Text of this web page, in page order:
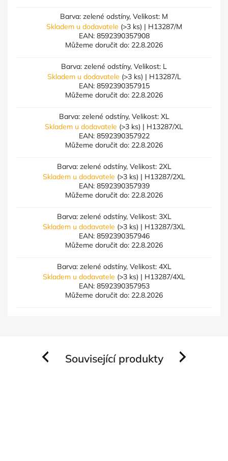
Barva: zelené odstíny, Velikost: M
Skladem u dodavatele (>3 ks) | H13287/M
EAN: 8592390357908
Můžeme doručit do: 22.8.2026
Barva: zelené odstíny, Velikost: L
Skladem u dodavatele (>3 ks) | H13287/L
EAN: 8592390357915
Můžeme doručit do: 22.8.2026
Barva: zelené odstíny, Velikost: XL
Skladem u dodavatele (>3 ks) | H13287/XL
EAN: 8592390357922
Můžeme doručit do: 22.8.2026
Barva: zelené odstíny, Velikost: 2XL
Skladem u dodavatele (>3 ks) | H13287/2XL
EAN: 8592390357939
Můžeme doručit do: 22.8.2026
Barva: zelené odstíny, Velikost: 3XL
Skladem u dodavatele (>3 ks) | H13287/3XL
EAN: 8592390357946
Můžeme doručit do: 22.8.2026
Barva: zelené odstíny, Velikost: 4XL
Skladem u dodavatele (>3 ks) | H13287/4XL
EAN: 8592390357953
Můžeme doručit do: 22.8.2026
Související produkty
Previous Next